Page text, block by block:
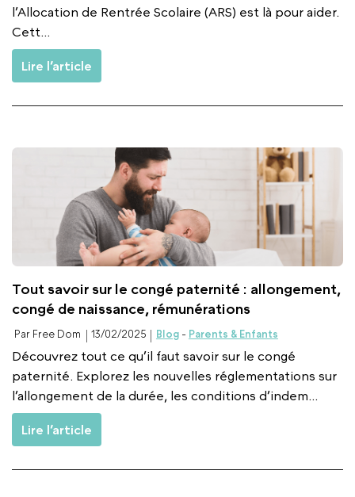
l’Allocation de Rentrée Scolaire (ARS) est là pour aider.
Cett...
Lire l’article
Tout savoir sur le congé paternité : allongement,
congé de naissance, rémunérations
Par Free Dom 13/02/2025 Blog- Parents & Enfants
Découvrez tout ce qu’il faut savoir sur le congé
paternité. Explorez les nouvelles réglementations sur
l’allongement de la durée, les conditions d’indem...
Lire l’article